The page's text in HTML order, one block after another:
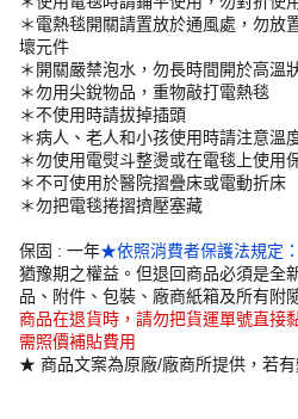
＊電熱毯開關請置放於通風處，勿放
壞元件
＊開關嚴禁泡水，勿長時間開於高溫
＊勿用尖銳物品，重物敲打電熱毯
＊不使用時請拔掉插頭
＊病人、老人和小孩使用時請注意溫
＊勿使用電熨斗整燙或在電毯上使用
＊不可使用於醫院摺疊床或電動折床
＊勿把電毯捲摺擠壓塞藏
保固 : 一年★依照消費者保護法規定：
猶豫期之權益。但退回商品必須是全
品、附件、包裝、廠商紙箱及所有附
商品在退貨時，請勿把貨運單號直接
需照價補貼費用
★ 商品文案為原廠/廠商所提供，若